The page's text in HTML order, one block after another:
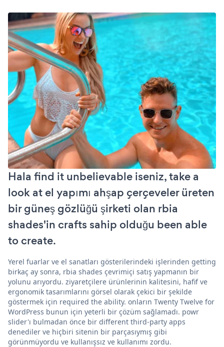
Hala find it unbelievable iseniz, take a
look at el yapımı ahşap çerçeveler üreten
bir güneş gözlüğü şirketi olan rbia
shades'in crafts sahip olduğu been able
to create.
Yerel fuarlar ve el sanatları gösterilerindeki işlerinden getting
birkaç ay sonra, rbia shades çevrimiçi satış yapmanın bir
yolunu arıyordu. ziyaretçilere ürünlerinin kalitesini, hafif ve
ergonomik tasarımlarını görsel olarak çekici bir şekilde
göstermek için required the ability. onların Twenty Twelve for
WordPress bunun için yeterli bir çözüm sağlamadı. powr
slider'ı bulmadan önce bir different third-party apps
denediler ve hiçbiri sitenin bir parçasıymış gibi
görünmüyordu ve kullanışsız ve kullanımı zordu.